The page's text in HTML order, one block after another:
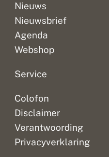
Nieuws
Nieuwsbrief
Agenda
Webshop
Service
Colofon
Disclaimer
Verantwoording
Privacyverklaring